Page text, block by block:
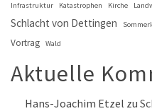
Infrastruktur Katastrophen Kirche
Schlacht von Dettingen
Vortrag Wald
Aktuelle
Hans-Joachim Etzel zu